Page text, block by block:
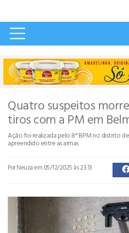
Quatro suspeitos
tiros com a PM em
Ação foi realizada pelo 8° BPM no distrito
apreendido entre as armas
Por Neuzaem 05/12/2025 às 23:13